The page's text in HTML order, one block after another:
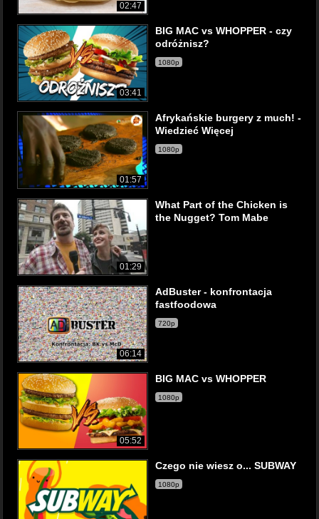
02:47
03:41
BIG MAC vs WHOPPER - czy
odróżnisz?
1080p
01:57
Afrykańskie burgery z much! -
Wiedzieć Więcej
1080p
01:29
What Part of the Chicken is
the Nugget? Tom Mabe
06:14
AdBuster - konfrontacja
fastfoodowa
720p
05:52
BIG MAC vs WHOPPER
1080p
Czego nie wiesz o... SUBWAY
1080p